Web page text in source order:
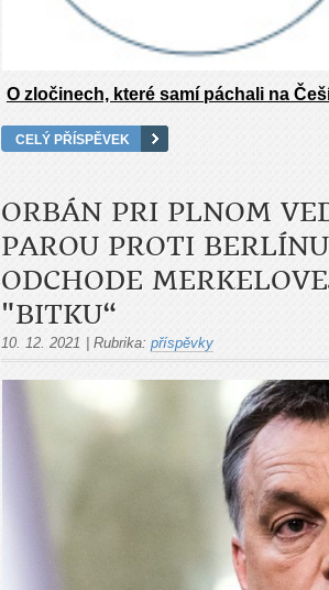
O zločinech, které samí páchali na
CELÝ PŘÍSPĚVEK
ORBÁN PRI PLNOM
PAROU PROTI
ODCHODE
"BITKU“
10. 12. 2021 | Rubrika: příspěvky